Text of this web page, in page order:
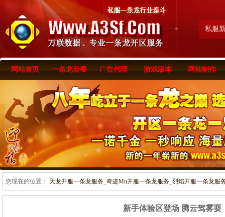
私服
网站首页 一条龙套餐 广告代理 游戏版本 网站制作
您现在的位置： 天龙开服一条龙服务_奇迹Mu开服一条龙服务_烈焰开服一条龙服
新手体验区登场 腾云驾雾耍